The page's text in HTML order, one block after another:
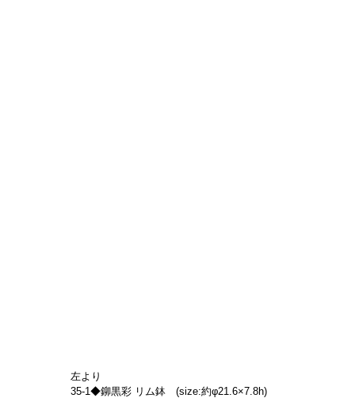
左より
35-1◆鉚黒彩 リム鉢　(size:約φ21.6×7.8h)